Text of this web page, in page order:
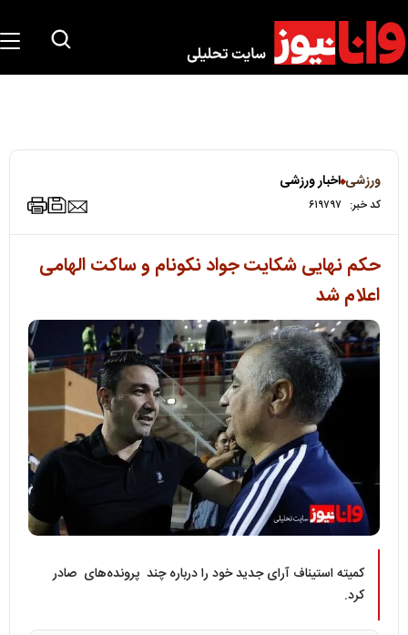
ورزشی اخبار ورزشی
کد خبر: ۶۱۹۷۹۷
حکم نهایی شکایت جواد نکونام و ساکت الهامی
اعلام شد
کمیته استیناف آرای جدید خود را درباره چند پرونده‌های صادر
کرد.